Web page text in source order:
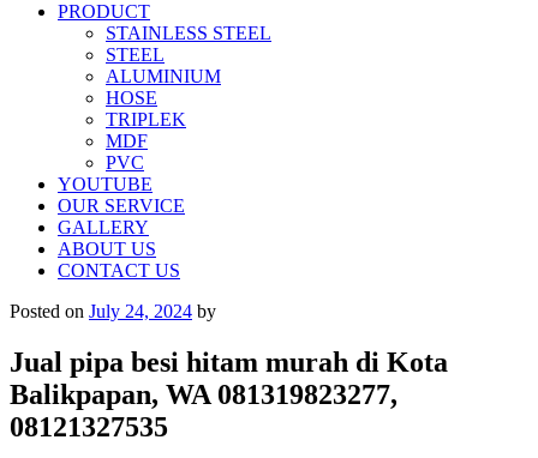
PRODUCT
STAINLESS STEEL
STEEL
ALUMINIUM
HOSE
TRIPLEK
MDF
PVC
YOUTUBE
OUR SERVICE
GALLERY
ABOUT US
CONTACT US
Posted on July 24, 2024 by
Jual pipa besi hitam murah di Kota
Balikpapan, WA 081319823277,
08121327535